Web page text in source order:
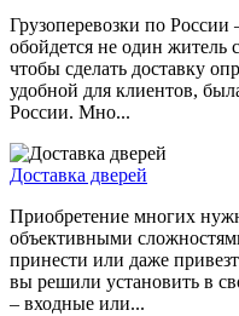
Грузоперевозки по России
обойдется не один житель
чтобы сделать доставку
удобной для клиентов,
России. Мно...
Доставка дверей
Приобретение многих
объективными
принести или даже
вы решили установить в
– входные или...